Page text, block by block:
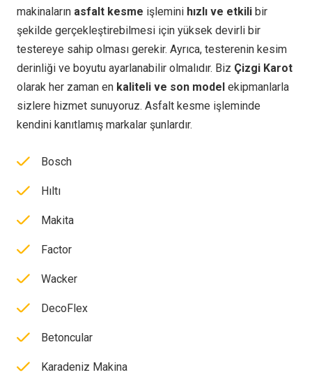
makinaların asfalt kesme işlemini hızlı ve etkili bir
şekilde gerçekleştirebilmesi için yüksek devirli bir
testereye sahip olması gerekir. Ayrıca, testerenin kesim
derinliği ve boyutu ayarlanabilir olmalıdır. Biz Çizgi Karot
olarak her zaman en kaliteli ve son model ekipmanlarla
sizlere hizmet sunuyoruz. Asfalt kesme işleminde
kendini kanıtlamış markalar şunlardır.
Bosch
Hıltı
Makita
Factor
Wacker
DecoFlex
Betoncular
Karadeniz Makina